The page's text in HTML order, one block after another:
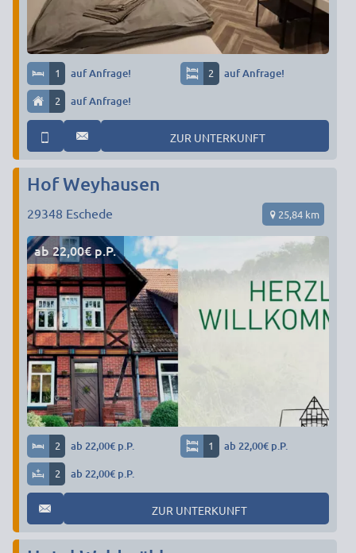
1 auf Anfrage! 2 auf Anfrage!
2 auf Anfrage!
ZUR UNTERKUNFT
Hof Weyhausen
29348 Eschede 25,84 km
ab 22,00€ p.P.
2 ab 22,00€ p.P. 1 ab 22,00€ p.P.
2 ab 22,00€ p.P.
ZUR UNTERKUNFT